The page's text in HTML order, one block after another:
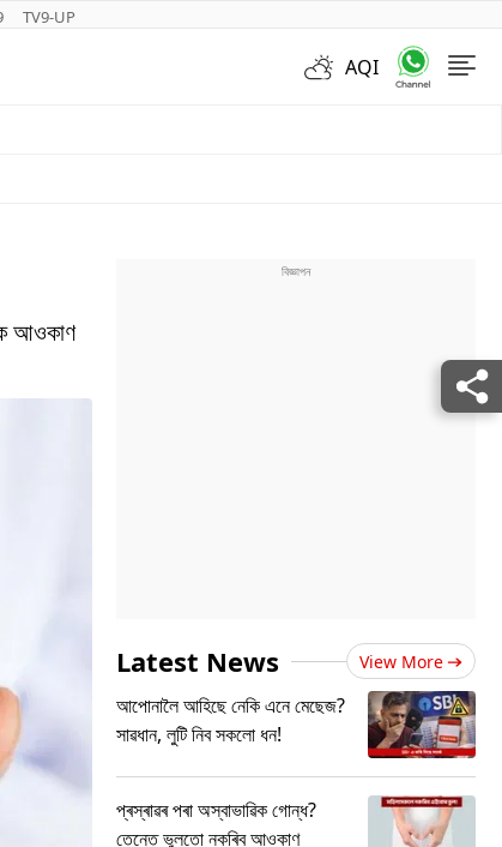
TV9-UP
AQI
আওকাণ
Latest News View More
আপোনালৈ আহিছে নেকি এনে মেছেজ?
সাৱধান, লুটি নিব সকলো ধন!
প্ৰস্ৰাৱৰ পৰা অস্বাভাৱিক গোন্ধ?
তেন্তে ভুলতো নকৰিব আওকাণ